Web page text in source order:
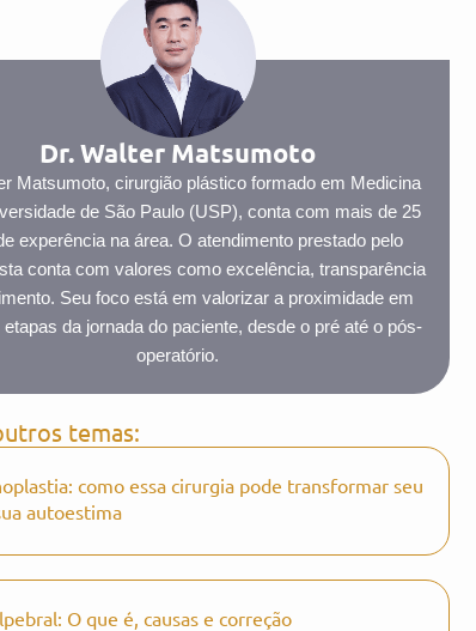
Dr. Walter Matsumoto
Matsumoto, cirurgião plástico formado em Medicina
de São Paulo (USP), conta com mais de 25
experência na área. O atendimento prestado pelo
conta com valores como excelência, transparência
Seu foco está em valorizar a proximidade em
da jornada do paciente, desde o pré até o pós-
operatório.
temas:
como essa cirurgia pode transformar seu
autoestima
O que é, causas e correção